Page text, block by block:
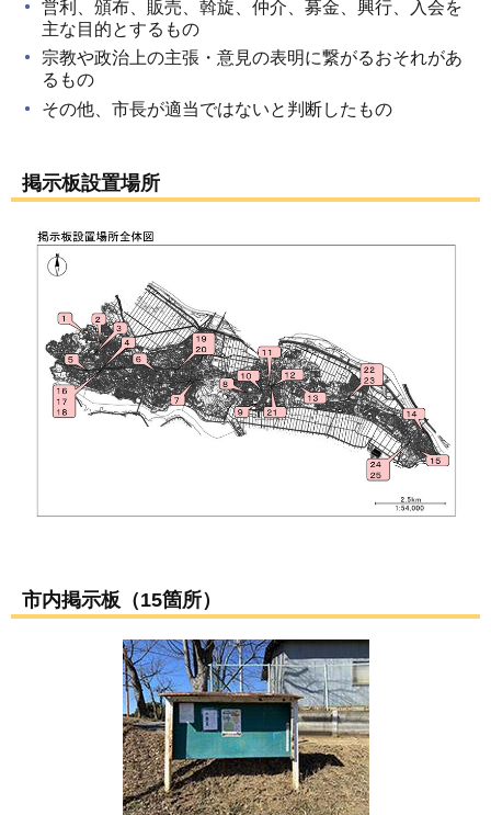
営利、頒布、販売、斡旋、仲介、募金、興行、入会を
主な目的とするもの
宗教や政治上の主張・意見の表明に繋がるおそれがあ
るもの
その他、市長が適当ではないと判断したもの
掲示板設置場所
市内掲示板（15箇所）